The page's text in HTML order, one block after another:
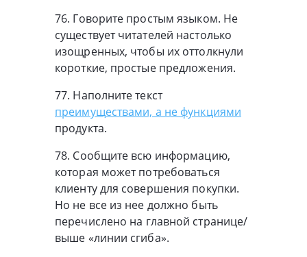
76. Говорите простым языком. Не
существует читателей настолько
изощренных, чтобы их оттолкнули
короткие, простые предложения.
77. Наполните текст
преимуществами, а не функциями
продукта.
78. Сообщите всю информацию,
которая может потребоваться
клиенту для совершения покупки.
Но не все из нее должно быть
перечислено на главной странице/
выше «линии сгиба».